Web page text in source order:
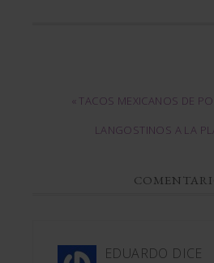
« TACOS MEXICANOS DE
LANGOSTINOS A LA
EDUARDO DICE